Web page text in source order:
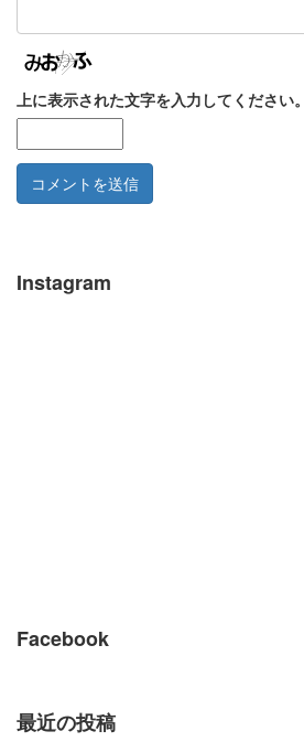
上に表示された文字を入力してください。
Instagram
Facebook
最近の投稿